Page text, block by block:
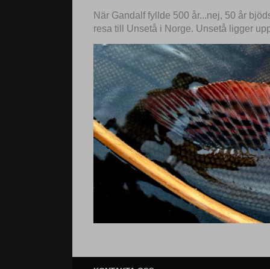
När Gandalf fyllde 500 år...nej, 50 år
resa till Unsetå i Norge. Unsetå ligger